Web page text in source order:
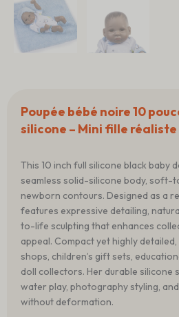
Poupée bébé noire 10
silicone – Mini fille réaliste
This 10 inch full silicone black baby
seamless solid-silicone body, soft-
newborn contours. Designed as a
features expressive detailing,
to-life sculpting that enhances
appeal. Compact yet highly
shops, children’s gift sets,
doll collectors. Her durable silicone
water play, photography styling,
without deformation.